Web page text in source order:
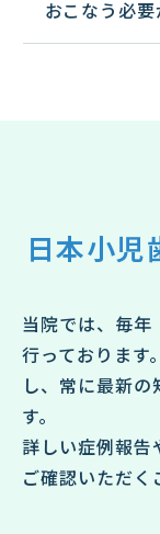
おこなう必要
日本小児
当院では、毎年
行っております
し、常に最新
す。
詳しい症例報告
ご確認いただく